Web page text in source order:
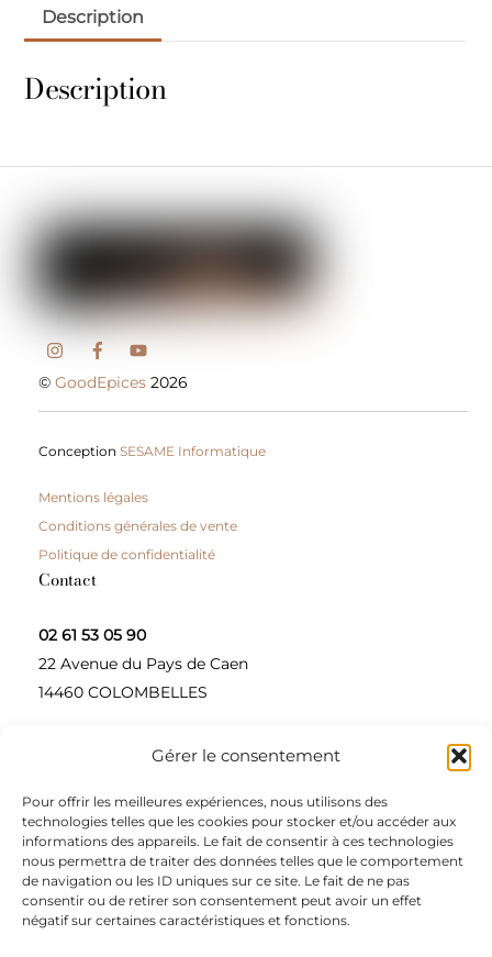
Gérer le consentement
Pour offrir les meilleures expériences, nous utilisons des
technologies telles que les cookies pour stocker et/ou accéder aux
informations des appareils. Le fait de consentir à ces technologies
nous permettra de traiter des données telles que le comportement
de navigation ou les ID uniques sur ce site. Le fait de ne pas
consentir ou de retirer son consentement peut avoir un effet
négatif sur certaines caractéristiques et fonctions.
Description
Description
©GoodEpices 2026
ConceptionSESAME Informatique
Mentions légales
Conditions générales de vente
Politique de confidentialité
Contact
02 61 53 05 90
22 Avenue du Pays de Caen
14460 COLOMBELLES
Contactez-nous
A propos
Une entreprise à taille humaine, concepteur et
fournisseur de produits alimentaires et d’épices pour
les restaurateurs, dont le siège social est à Colombelles